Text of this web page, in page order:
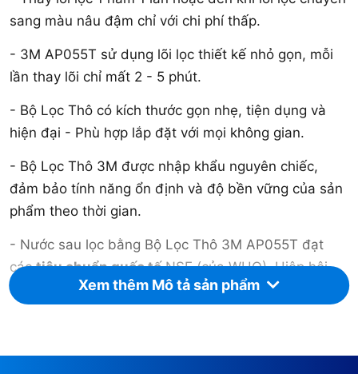
sang màu nâu đậm chỉ với chi phí thấp.
- 3M AP055T sử dụng lõi lọc thiết kế nhỏ gọn, mỗi
lần thay lõi chỉ mất 2 - 5 phút.
- Bộ Lọc Thô có kích thước gọn nhẹ, tiện dụng và
hiện đại - Phù hợp lắp đặt với mọi không gian.
- Bộ Lọc Thô 3M được nhập khẩu nguyên chiếc,
đảm bảo tính năng ổn định và độ bền vững của sản
phẩm theo thời gian.
- Nước sau lọc bằng Bộ Lọc Thô 3M AP055T đạt
cáctiêu chuẩn quốc tếNSF (của WHO), Hiệp hội
WQA, Viện Pasteur.Xem thêm Mô tả sản phẩm